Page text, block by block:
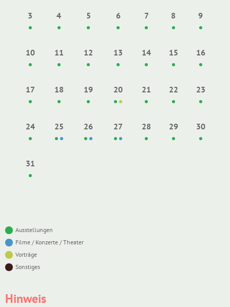
3 4 5 6 7 8 9
10 11 12 13 14 15 16
17 18 19 20 21 22 23
24 25 26 27 28 29 30
31
Ausstellungen
Filme / Konzerte / Theater
Vorträge
Sonstiges
Hinweis